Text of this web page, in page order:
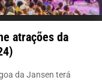
atrações da
da Jansen terá